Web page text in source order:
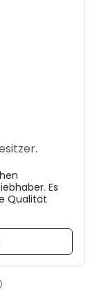
Es
Qualität